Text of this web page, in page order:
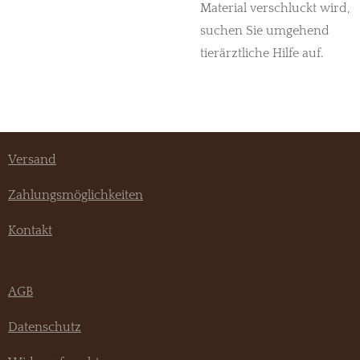
Material verschluckt wird,
suchen Sie umgehend
tierärztliche Hilfe auf.
Versand
Zahlungsmöglichkeiten
Kontakt
AGB
Datenschutz